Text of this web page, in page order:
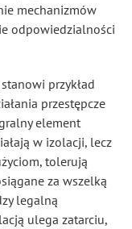
mechanizmów
odpowiedzialności
przykład
przestępcze
element
w izolacji, lecz
tolerują
za wszelką
legalną
ulega zatarciu,